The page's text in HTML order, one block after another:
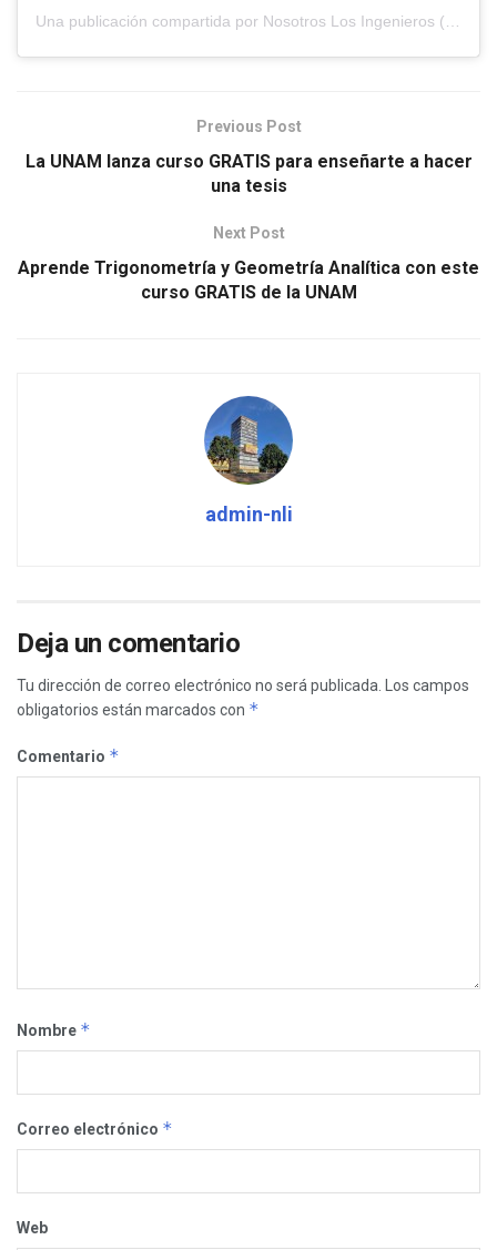
Una publicación compartida por Nosotros Los Ingenieros (@nosotros.los.ingenieros)
Previous Post
La UNAM lanza curso GRATIS para enseñarte a hacer
una tesis
Next Post
Aprende Trigonometría y Geometría Analítica con este
curso GRATIS de la UNAM
admin-nli
Deja un comentario
Tu dirección de correo electrónico no será publicada. Los campos
obligatorios están marcados con *
Comentario *
Nombre *
Correo electrónico *
Web